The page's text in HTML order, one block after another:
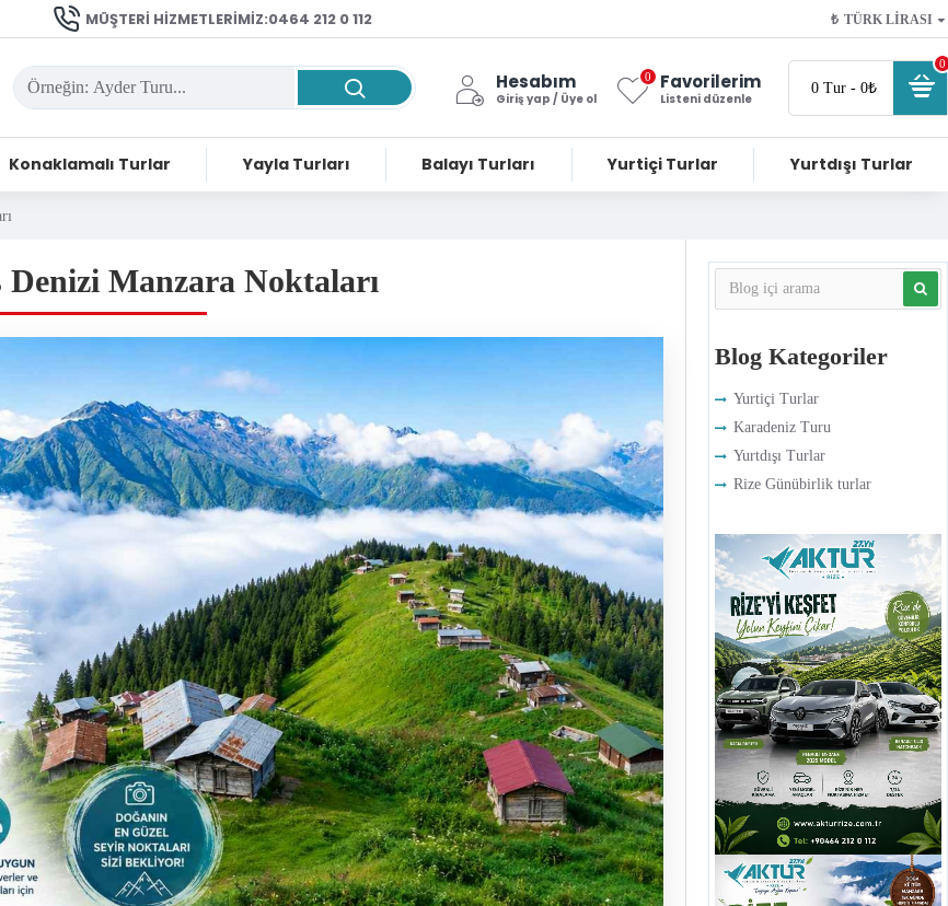
MÜŞTERI HIZMETLERIMIZ:0464 212 0 112 ₺ TÜRK LIRASI
Hesabım
Giriş yap / Üye ol
Favorilerim
Listeni düzenle
0
0 Tur - 0₺
0
Konaklamalı Turlar Yayla Turları Balayı Turları Yurtiçi Turlar Yurtdışı Turlar
Denizi Manzara Noktaları
Blog Kategoriler
Yurtiçi Turlar
Karadeniz Turu
Yurtdışı Turlar
Rize Günübirlik turlar